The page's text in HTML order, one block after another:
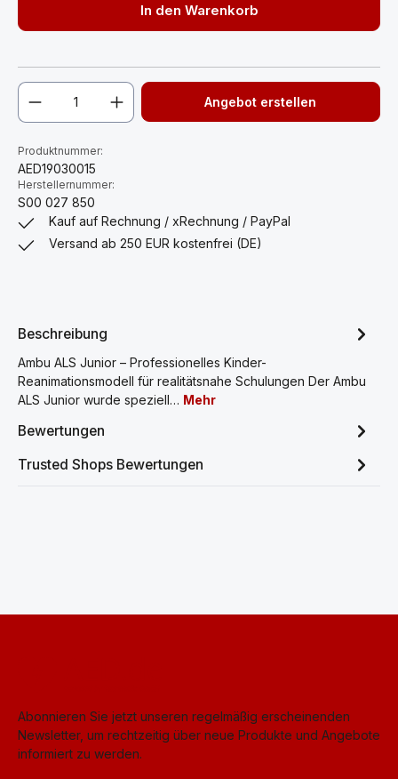
In den Warenkorb
Angebot erstellen
Produktnummer:
AED19030015
Herstellernummer:
S00 027 850
Kauf auf Rechnung / xRechnung / PayPal
Versand ab 250 EUR kostenfrei (DE)
Beschreibung
Ambu ALS Junior – Professionelles Kinder-
Reanimationsmodell für realitätsnahe Schulungen Der Ambu
ALS Junior wurde speziell… Mehr
Bewertungen
Trusted Shops Bewertungen
Abonnieren Sie jetzt unseren regelmäßig erscheinenden
Newsletter, um rechtzeitig über neue Produkte und Angebote
informiert zu werden.